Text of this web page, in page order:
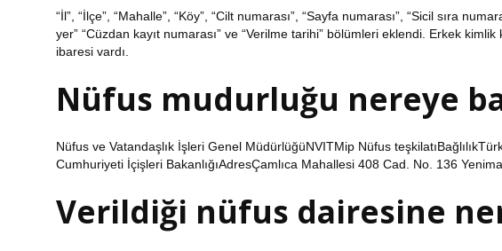
“İl”, “İlçe”, “Mahalle”, “Köy”, “Cilt numarası”, “Sayfa numarası”, “Sicil sıra
yer” “Cüzdan kayıt numarası” ve “Verilme tarihi” bölümleri eklendi. Erkek
ibaresi vardı.
Nüfus mudurluğu nereye
Nüfus ve Vatandaşlık İşleri Genel MüdürlüğüNVITMip Nüfus
Cumhuriyeti İçişleri BakanlığıAdresÇamlıca Mahallesi 408 Cad. No. 136
Verildiği nüfus dairesine